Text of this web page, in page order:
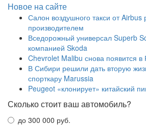
Новое на сайте
Салон воздушного такси от Airbus
производителем
Вседорожный универсал Superb
компанией Skoda
Chevrolet Malibu снова появится в
В Сибири решили дать вторую
спорткару Marussia
Peugeot «клонирует» китайский
Сколько стоит ваш автомобиль?
до 300 000 руб.